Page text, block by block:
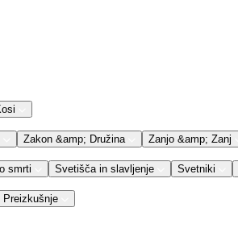
Zakon &amp; Družina Zanjo &amp; Zanj
smrti Svetišča in slavljenje Svetniki
Preizkušnje